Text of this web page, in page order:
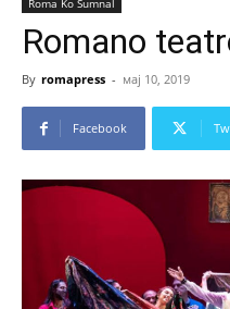
Roma Ko Sumnal
Romano
By romapress - мај 10, 2019
Facebook